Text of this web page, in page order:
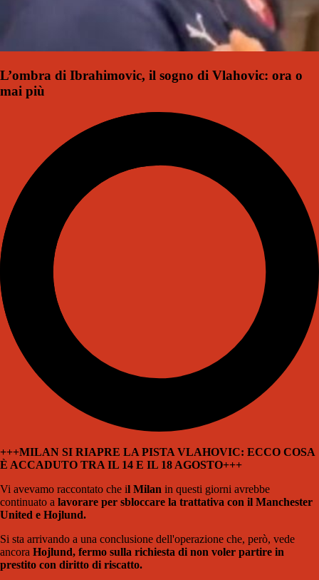
L’ombra di Ibrahimovic, il sogno di Vlahovic: ora o
mai più
+++MILAN SI RIAPRE LA PISTA VLAHOVIC: ECCO COSA
È ACCADUTO TRA IL 14 E IL 18 AGOSTO+++
Vi avevamo raccontato che il Milan in questi giorni avrebbe
continuato a lavorare per sbloccare la trattativa con il Manchester
United e Hojlund.
Si sta arrivando a una conclusione dell'operazione che, però, vede
ancora Hojlund, fermo sulla richiesta di non voler partire in
prestito con diritto di riscatto.